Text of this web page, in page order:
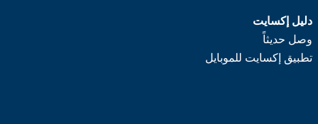
دليل إكسايت
وصل حديثاً
تطبيق إكسايت للموبايل